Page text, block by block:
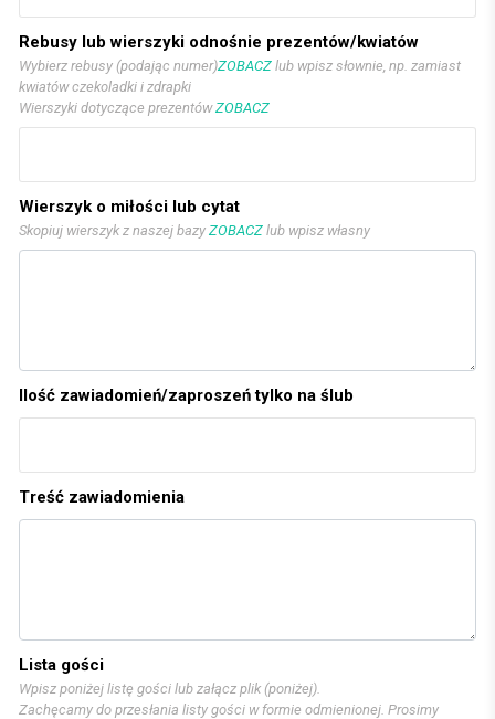
Rebusy lub wierszyki odnośnie prezentów/kwiatów
Wybierz rebusy (podając numer)ZOBACZ lub wpisz słownie, np. zamiast
kwiatów czekoladki i zdrapki
Wierszyki dotyczące prezentówZOBACZ
Wierszyk o miłości lub cytat
Skopiuj wierszyk z naszej bazy ZOBACZ lub wpisz własny
Ilość zawiadomień/zaproszeń tylko na ślub
Treść zawiadomienia
Lista gości
Wpisz poniżej listę gości lub załącz plik (poniżej).
Zachęcamy do przesłania listy gości w formie odmienionej. Prosimy